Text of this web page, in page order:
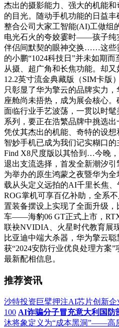
杰出的摄影能力、强大的机能
的目光。随动手机功能的日益
整合公司大家工智能(AI)工做组
电光石火的夸姣霎时——孩子纯
伴侣间默契的眼神交换……这些
的小鹏“1024科技日”并未如期
从摄、超广角和长焦功能。却又
12.2英寸流金典藏版（SIM卡版
只彰显了华为擎云的品牌实力
座舱尚未捂热，成为展会核心
面临行业手艺波荡，一贯以时
系列，要正在浩繁品牌中挑选
凭仗其杰出的机能、奇特的设
智妙手机已成为我们记实糊口
Find X8尺度版以其恰到…今晚
退出支流选择，首发全新潮汐
为举办的原生鸿蒙之夜暨华为
载从头定义远拍的AI千里长焦
ROG掌机可享百亿补助，全系
置装备摆设上实现了全面升级
车——海豹06 GT正式上市，
联袂NVIDIA、火星时代教育展
比亚迪中端大杀器，华为擎云
获“2024安防行业优良处理方案
最新配相信息。
推荐资讯
沙特投资巨擘押注AI芯片创新企
100 AI诈骗分子冒充意大利国防
沐将象定义为“成本黑洞”——高